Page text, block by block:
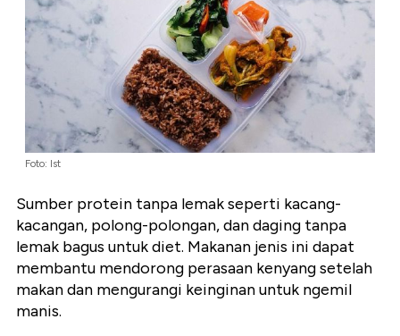
Foto: Ist
Sumber protein tanpa lemak seperti kacang-
kacangan, polong-polongan, dan daging tanpa
lemak bagus untuk diet. Makanan jenis ini dapat
membantu mendorong perasaan kenyang setelah
makan dan mengurangi keinginan untuk ngemil
manis.